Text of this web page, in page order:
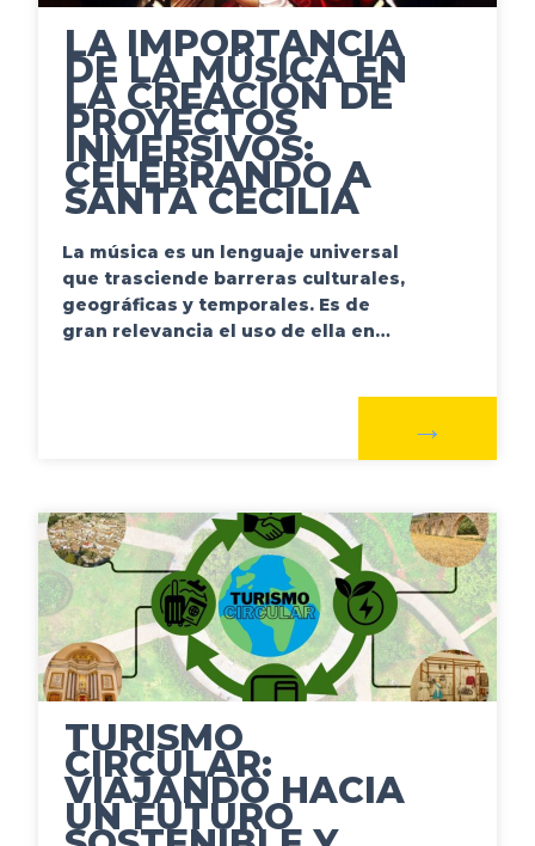
LA IMPORTANCIA
DE LA MÚSICA EN
LA CREACIÓN DE
PROYECTOS
INMERSIVOS:
CELEBRANDO A
SANTA CECILIA
La música es un lenguaje universal
que trasciende barreras culturales,
geográficas y temporales. Es de
gran relevancia el uso de ella en…
TURISMO
CIRCULAR:
VIAJANDO HACIA
UN FUTURO